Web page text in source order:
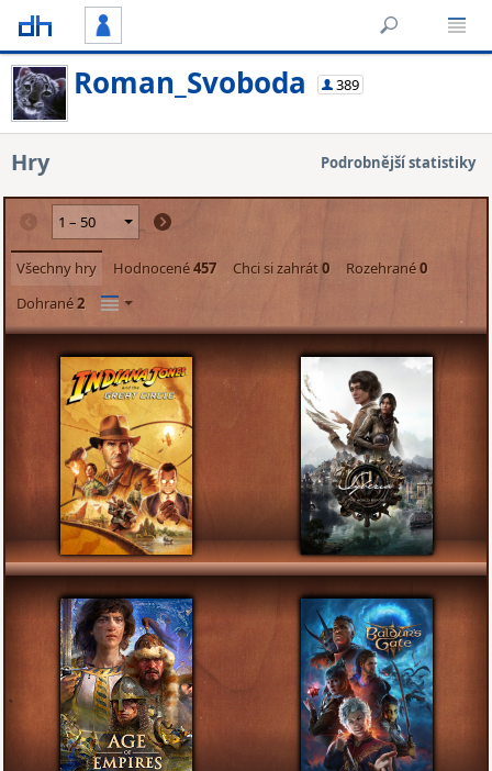
Roman_Svoboda 389
Hry Podrobnější statistiky
Všechny hry Hodnocené457 Chci si zahrát0 Rozehrané0
Dohrané2